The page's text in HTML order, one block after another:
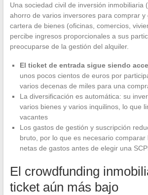
Una sociedad civil de inversión inmobiliaria
ahorro de varios inversores para comprar y
cartera de bienes (oficinas, comercios,
percibe ingresos proporcionales a sus
preocuparse de la gestión del alquiler.
El ticket de entrada sigue siendo
unos pocos cientos de euros por
varios decenas de miles para una
La diversificación es automática: su
varios bienes y varios inquilinos, lo que
vacantes
Los gastos de gestión y suscripción
bruto, por lo que es necesario comparar
netas de gastos antes de elegir una
El crowdfunding
ticket aún más bajo